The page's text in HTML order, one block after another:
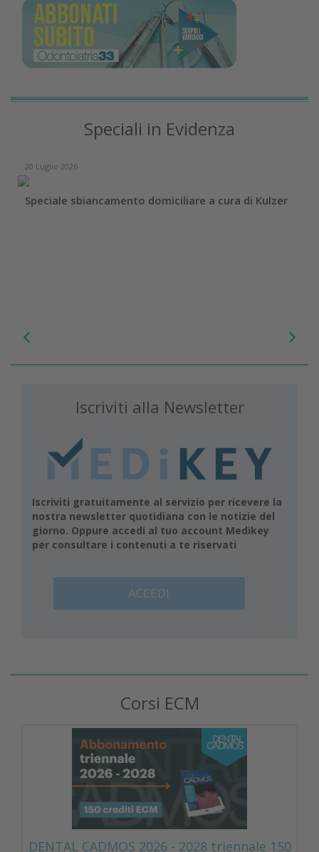
Speciali in Evidenza
20 Luglio 2026
Speciale sbiancamento domiciliare a cura di Kulzer
Iscriviti alla Newsletter
Iscriviti gratuitamente al servizio per ricevere la
nostra newsletter quotidiana con le notizie del
giorno. Oppure accedi al tuo account Medikey
per consultare i contenuti a te riservati
ACCEDI
Corsi ECM
DENTAL CADMOS 2026 - 2028 triennale 150